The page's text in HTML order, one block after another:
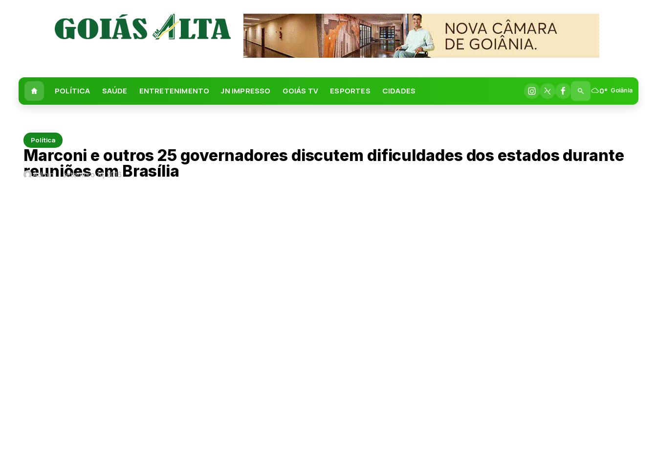
POLÍTICA SAÚDE ENTRETENIMENTO JN IMPRESSO GOIÁS TV ESPORTES CIDADES 0° Goiânia
Política
Marconi e outros 25 governadores discutem dificuldades dos estados durante
reuniões em Brasília
Admin setembro 14, 2016